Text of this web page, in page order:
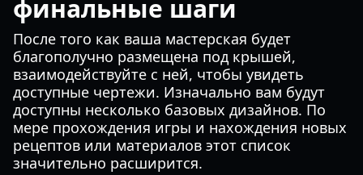
финальные шаги
После того как ваша мастерская будет
благополучно размещена под крышей,
взаимодействуйте с ней, чтобы увидеть
доступные чертежи. Изначально вам будут
доступны несколько базовых дизайнов. По
мере прохождения игры и нахождения новых
рецептов или материалов этот список
значительно расширится.